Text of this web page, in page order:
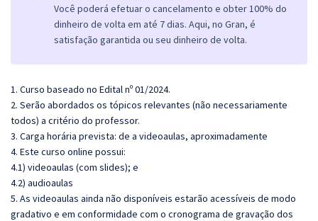
Você poderá efetuar o cancelamento e obter 100% do
dinheiro de volta em até 7 dias. Aqui, no Gran, é
satisfação garantida ou seu dinheiro de volta.
1. Curso baseado no Edital nº 01/2024.
2. Serão abordados os tópicos relevantes (não necessariamente
todos) a critério do professor.
3. Carga horária prevista: de a videoaulas, aproximadamente
4. Este curso online possui:
4.1) videoaulas (com slides); e
4.2) audioaulas
5. As videoaulas ainda não disponíveis estarão acessíveis de modo
gradativo e em conformidade com o cronograma de gravação dos